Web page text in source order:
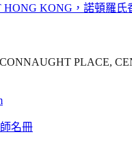
HONG KONG ，諾頓羅氏
PLACE,
名冊